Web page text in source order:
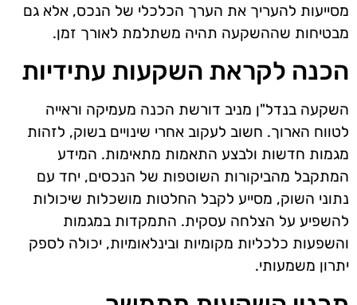
מסייעות להעריך את הערך הכלכלי של הנכס, אלא גם
מבטיחות שההשקעה תהיה משתלמת לאורך זמן.
הכנה לקראת השקעות עתידיות
השקעה בנדל"ן מניב דורשת הכנה מעמיקה וראייה
לטווח הארוך. חשוב לעקוב אחרי שינויים בשוק, לזהות
מגמות חדשות ולבצע התאמות מתאימות. המידע
המתקבל מהביקורות השוטפות של הנכסים, יחד עם
נתוני השוק, מסייע לקבל החלטות מושכלות שיכולות
להשפיע על הצלחה עסקית. התמקדות במגמות
והשפעות כלכליות מקומיות ובינלאומיות, יכולה לספק
יתרון משמעותי.